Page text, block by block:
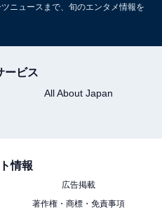
よく書くことでスピー
ニュースまで、旬のエンタメ情報を
ービス
All About Japan
情報
広告掲載
著作権・商標・免責事項